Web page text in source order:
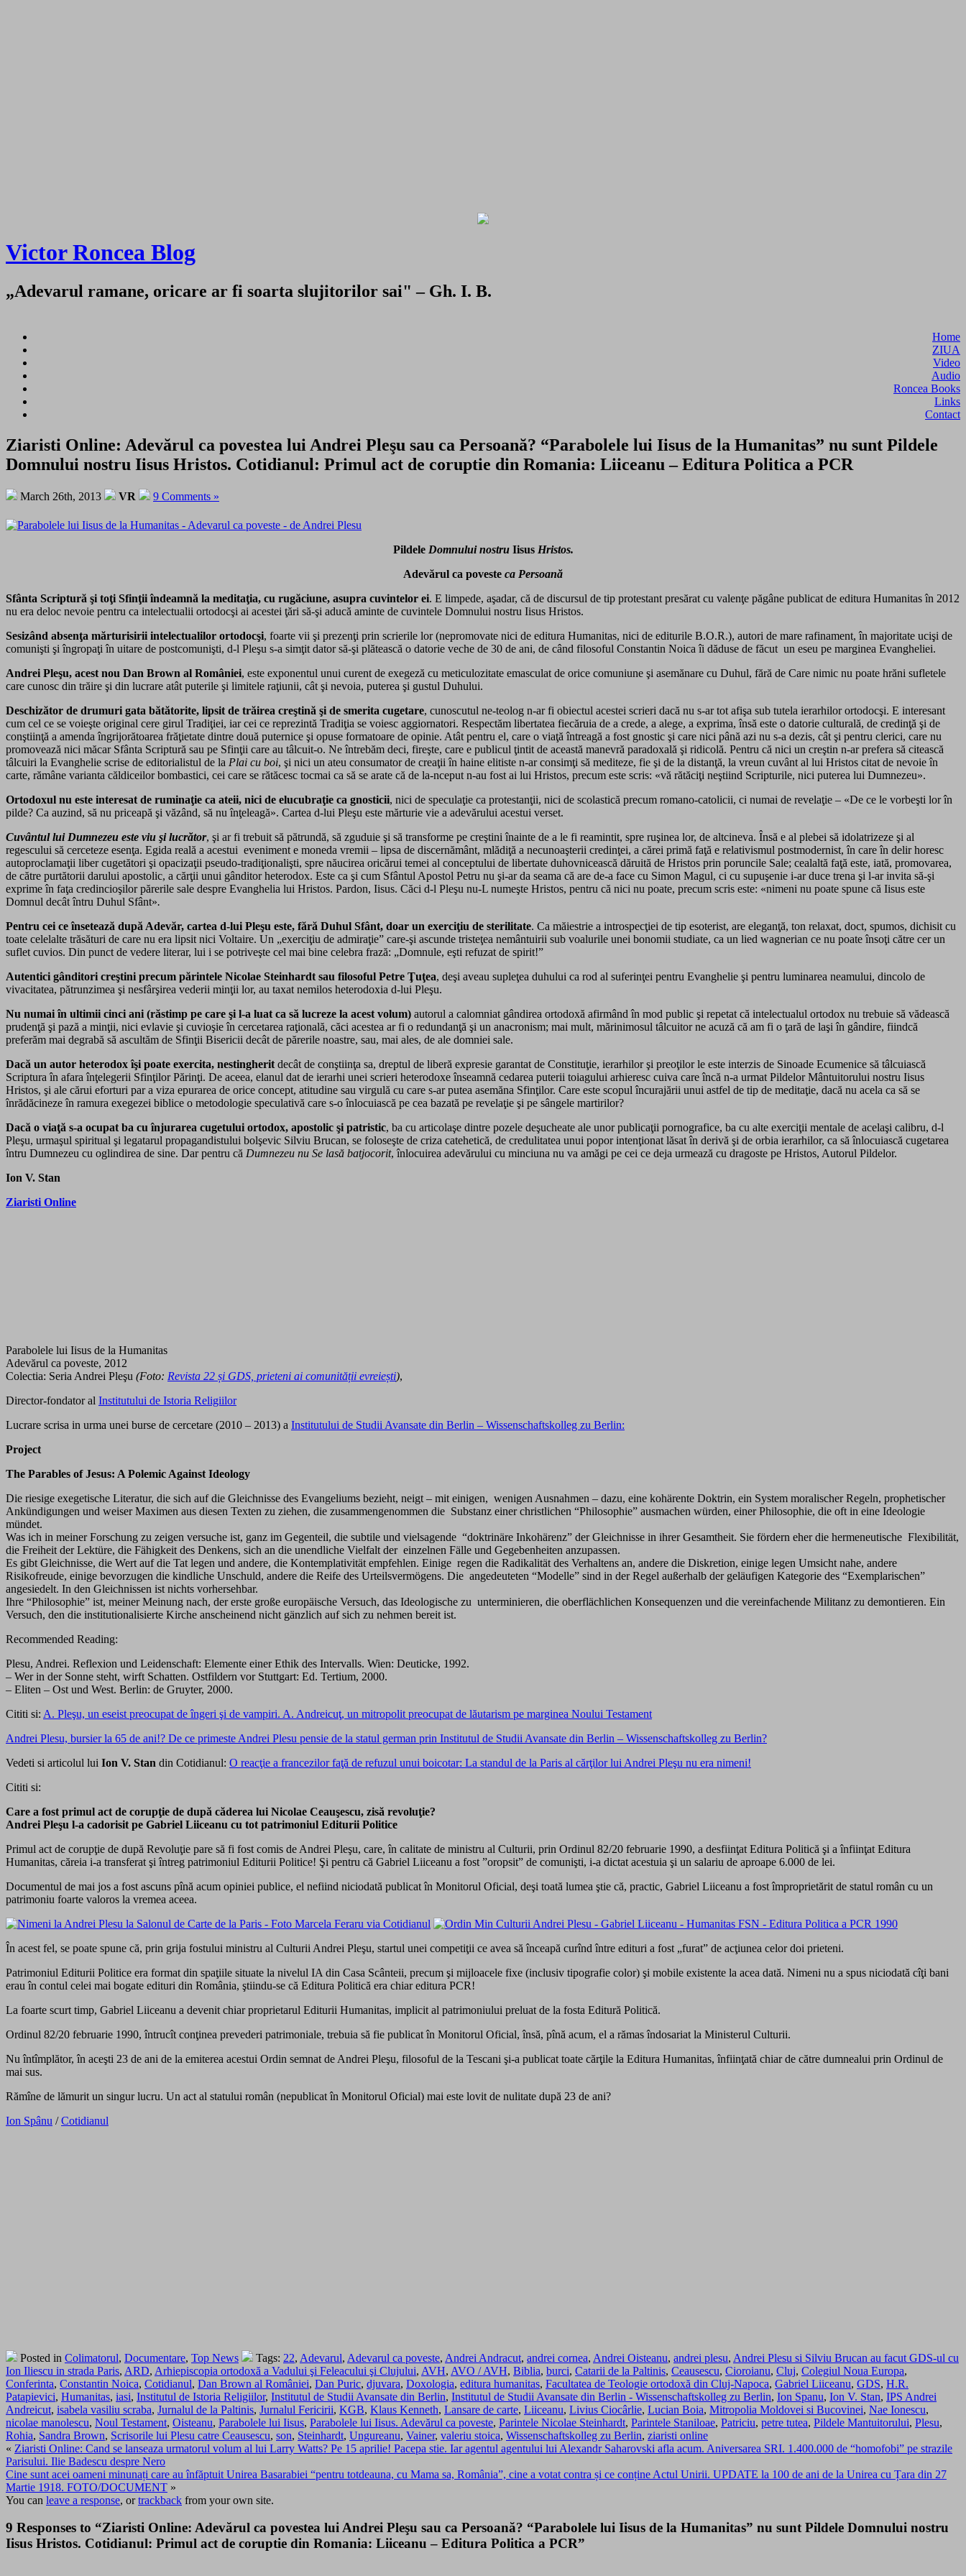
Victor Roncea Blog
„Adevarul ramane, oricare ar fi soarta slujitorilor sai" – Gh. I. B.
Home
ZIUA
Video
Audio
Roncea Books
Links
Contact
Ziaristi Online: Adevărul ca povestea lui Andrei Pleşu sau ca Persoană? “Parabolele lui Iisus de la Humanitas” nu sunt Pildele
Domnului nostru Iisus Hristos. Cotidianul: Primul act de coruptie din Romania: Liiceanu – Editura Politica a PCR
March 26th, 2013 VR 9 Comments »
Pildele Domnului nostruIisus Hristos.
Adevărul ca poveste ca Persoană
Sfânta Scriptură şi toţi Sfinţii îndeamnă la meditaţia, cu rugăciune, asupra cuvintelor ei. E limpede, aşadar, că de discursul de tip protestant presărat cu valenţe păgâne publicat de editura Humanitas în 2012
nu era deloc nevoie pentru ca intelectualii ortodocşi ai acestei ţări să-şi aducă aminte de cuvintele Domnului nostru Iisus Hristos.
Sesizând absenţa mărturisirii intelectualilor ortodocşi, foarte vii şi prezenţi prin scrierile lor (nepromovate nici de editura Humanitas, nici de editurile B.O.R.), autori de mare rafinament, în majoritate ucişi de
comunişti şi îngropaţi în uitare de postcomunişti, d-l Pleşu s-a simţit dator să-şi plătească o datorie veche de 30 de ani, de când filosoful Constantin Noica îi dăduse de făcut un eseu pe marginea Evangheliei.
Andrei Pleşu, acest nou Dan Brown al României, este exponentul unui curent de exegeză cu meticulozitate emasculat de orice comuniune şi asemănare cu Duhul, fără de Care nimic nu poate hrăni sufletele
care cunosc din trăire şi din lucrare atât puterile şi limitele raţiunii, cât şi nevoia, puterea şi gustul Duhului.
Deschizător de drumuri gata bătătorite, lipsit de trăirea creştină şi de smerita cugetare, cunoscutul ne-teolog n-ar fi obiectul acestei scrieri dacă nu s-ar tot afişa sub tutela ierarhilor ortodocşi. E interesant
cum cel ce se voieşte original cere girul Tradiţiei, iar cei ce reprezintă Tradiţia se voiesc aggiornatori. Respectăm libertatea fiecăruia de a crede, a alege, a exprima, însă este o datorie culturală, de credinţă şi de
conştiinţă a amenda îngrijorătoarea frăţietate dintre două puternice şi opuse formatoare de opinie. Atât pentru el, care o viaţă întreagă a fost gnostic şi care nici până azi nu s-a dezis, cât şi pentru clerici, care nu
promovează nici măcar Sfânta Scriptură sau pe Sfinţii care au tâlcuit-o. Ne întrebăm deci, fireşte, care e publicul ţintit de această manevră paradoxală şi ridicolă. Pentru că nici un creştin n-ar prefera să citească
tâlcuiri la Evanghelie scrise de editorialistul de la Plai cu boi, şi nici un ateu consumator de creaţii în haine elitiste n-ar consimţi să mediteze, fie şi de la distanţă, la vreun cuvânt al lui Hristos citat de nevoie în
carte, rămâne varianta căldiceilor bombastici, cei care se rătăcesc tocmai ca să se arate că de la-nceput n-au fost ai lui Hristos, precum este scris: «vă rătăciţi neştiind Scripturile, nici puterea lui Dumnezeu».
Ortodoxul nu este interesat de ruminaţie ca ateii, nici de elucubraţie ca gnosticii, nici de speculaţie ca protestanţii, nici de scolastică precum romano-catolicii, ci numai de revelaţie – «De ce le vorbeşti lor în
pilde? Ca auzind, să nu priceapă şi văzând, să nu înţeleagă». Cartea d-lui Pleşu este mărturie vie a adevărului acestui verset.
Cuvântul lui Dumnezeu este viu şi lucrător, şi ar fi trebuit să pătrundă, să zguduie şi să transforme pe creştini înainte de a le fi reamintit, spre ruşinea lor, de altcineva. Însă e al plebei să idolatrizeze şi al
regescului să cerceteze esenţa. Egida reală a acestui eveniment e moneda vremii – lipsa de discernământ, mlădiţă a necunoaşterii credinţei, a cărei primă faţă e relativismul postmodernist, în care în delir horesc
autoproclamaţii liber cugetători şi opacizaţii pseudo-tradiţionalişti, spre năucirea oricărui temei al conceptului de libertate duhovnicească dăruită de Hristos prin poruncile Sale; cealaltă faţă este, iată, promovarea,
de către purtătorii darului apostolic, a cărţii unui gânditor heterodox. Este ca şi cum Sfântul Apostol Petru nu şi-ar da seama că are de-a face cu Simon Magul, ci cu supuşenie i-ar duce trena şi l-ar invita să-şi
exprime în faţa credincioşilor părerile sale despre Evanghelia lui Hristos. Pardon, Iisus. Căci d-l Pleşu nu-L numeşte Hristos, pentru că nici nu poate, precum scris este: «nimeni nu poate spune că Iisus este
Domnul decât întru Duhul Sfânt».
Pentru cei ce însetează după Adevăr, cartea d-lui Pleşu este, fără Duhul Sfânt, doar un exerciţiu de sterilitate. Ca măiestrie a introspecţiei de tip esoterist, are eleganţă, ton relaxat, doct, spumos, dichisit cu
toate celelalte trăsături de care nu era lipsit nici Voltaire. Un „exerciţiu de admiraţie” care-şi ascunde tristeţea nemântuirii sub voalurile unei bonomii studiate, ca un lied wagnerian ce nu poate însoţi către cer un
suflet cuvios. Din punct de vedere literar, lui i se potriveşte cel mai bine celebra frază: „Domnule, eşti refuzat de spirit!”
Autentici gânditori creştini precum părintele Nicolae Steinhardt sau filosoful Petre Ţuţea, deşi aveau supleţea duhului ca rod al suferinţei pentru Evanghelie şi pentru luminarea neamului, dincolo de
vivacitatea, pătrunzimea şi nesfârşirea vederii minţii lor, au taxat nemilos heterodoxia d-lui Pleşu.
Nu numai în ultimii cinci ani (răstimp pe care şi l-a luat ca să lucreze la acest volum) autorul a calomniat gândirea ortodoxă afirmând în mod public şi repetat că intelectualul ortodox nu trebuie să vădească
prudenţă şi pază a minţii, nici evlavie şi cuvioşie în cercetarea raţională, căci acestea ar fi o redundanţă şi un anacronism; mai mult, mărinimosul tâlcuitor ne acuză că am fi o ţară de laşi în gândire, fiindcă
preferăm mai degrabă să ascultăm de Sfinţii Bisericii decât de părerile noastre, sau, mai ales, de ale domniei sale.
Dacă un autor heterodox îşi poate exercita, nestingherit decât de conştiinţa sa, dreptul de liberă expresie garantat de Constituţie, ierarhilor şi preoţilor le este interzis de Sinoade Ecumenice să tâlcuiască
Scriptura în afara înţelegerii Sfinţilor Părinţi. De aceea, elanul dat de ierarhi unei scrieri heterodoxe înseamnă cedarea puterii toiagului arhieresc cuiva care încă n-a urmat Pildelor Mântuitorului nostru Iisus
Hristos, şi ale cărui eforturi par a viza epurarea de orice concept, atitudine sau virgulă cu care s-ar putea asemăna Sfinţilor. Care este scopul încurajării unui astfel de tip de meditaţie, dacă nu acela ca să se
înrădăcineze în ramura exegezei biblice o metodologie speculativă care s-o înlocuiască pe cea bazată pe revelaţie şi pe sângele martirilor?
Dacă o viaţă s-a ocupat ba cu înjurarea cugetului ortodox, apostolic şi patristic, ba cu articolaşe dintre pozele deşucheate ale unor publicaţii pornografice, ba cu alte exerciţii mentale de acelaşi calibru, d-l
Pleşu, urmaşul spiritual şi legatarul propagandistului bolşevic Silviu Brucan, se foloseşte de criza catehetică, de credulitatea unui popor intenţionat lăsat în derivă şi de orbia ierarhilor, ca să înlocuiască cugetarea
întru Dumnezeu cu oglindirea de sine. Dar pentru că Dumnezeu nu Se lasă batjocorit, înlocuirea adevărului cu minciuna nu va amăgi pe cei ce deja urmează cu dragoste pe Hristos, Autorul Pildelor.
Ion V. Stan
Ziaristi Online
Parabolele lui Iisus de la Humanitas
Adevărul ca poveste, 2012
Colectia: Seria Andrei Pleşu (Foto: Revista 22 și GDS, prieteni ai comunității evreiești),
Director-fondator al Institutului de Istoria Religiilor
Lucrare scrisa in urma unei burse de cercetare (2010 – 2013) a Institutului de Studii Avansate din Berlin – Wissenschaftskolleg zu Berlin:
Project
The Parables of Jesus: A Polemic Against Ideology
Die riesige exegetische Literatur, die sich auf die Gleichnisse des Evangeliums bezieht, neigt – mit einigen, wenigen Ausnahmen – dazu, eine kohärente Doktrin, ein System moralischer Regeln, prophetischer
Ankündigungen und weiser Maximen aus diesen Texten zu ziehen, die zusammengenommen die Substanz einer christlichen “Philosophie” ausmachen würden, einer Philosophie, die oft in eine Ideologie
mündet.
Was ich in meiner Forschung zu zeigen versuche ist, ganz im Gegenteil, die subtile und vielsagende “doktrinäre Inkohärenz” der Gleichnisse in ihrer Gesamtheit. Sie fördern eher die hermeneutische Flexibilität,
die Freiheit der Lektüre, die Fähigkeit des Denkens, sich an die unendliche Vielfalt der einzelnen Fälle und Gegebenheiten anzupassen.
Es gibt Gleichnisse, die Wert auf die Tat legen und andere, die Kontemplativität empfehlen. Einige regen die Radikalität des Verhaltens an, andere die Diskretion, einige legen Umsicht nahe, andere
Risikofreude, einige bevorzugen die kindliche Unschuld, andere die Reife des Urteilsvermögens. Die angedeuteten “Modelle” sind in der Regel außerhalb der geläufigen Kategorie des “Exemplarischen”
angesiedelt. In den Gleichnissen ist nichts vorhersehbar.
Ihre “Philosophie” ist, meiner Meinung nach, der erste große europäische Versuch, das Ideologische zu unterminieren, die oberflächlichen Konsequenzen und die vereinfachende Militanz zu demontieren. Ein
Versuch, den die institutionalisierte Kirche anscheinend nicht gänzlich auf sich zu nehmen bereit ist.
Recommended Reading:
Plesu, Andrei. Reflexion und Leidenschaft: Elemente einer Ethik des Intervalls. Wien: Deuticke, 1992.
– Wer in der Sonne steht, wirft Schatten. Ostfildern vor Stuttgart: Ed. Tertium, 2000.
– Eliten – Ost und West. Berlin: de Gruyter, 2000.
Cititi si: A. Pleşu, un eseist preocupat de îngeri şi de vampiri. A. Andreicuţ, un mitropolit preocupat de lăutarism pe marginea Noului Testament
Andrei Plesu, bursier la 65 de ani!? De ce primeste Andrei Plesu pensie de la statul german prin Institutul de Studii Avansate din Berlin – Wissenschaftskolleg zu Berlin?
Vedeti si articolul lui Ion V. Stan din Cotidianul: O reacţie a francezilor faţă de refuzul unui boicotar: La standul de la Paris al cărţilor lui Andrei Pleşu nu era nimeni!
Cititi si:
Care a fost primul act de corupţie de după căderea lui Nicolae Ceauşescu, zisă revoluţie?
Andrei Pleşu l-a cadorisit pe Gabriel Liiceanu cu tot patrimoniul Editurii Politice
Primul act de corupţie de după Revoluţie pare să fi fost comis de Andrei Pleşu, care, în calitate de ministru al Culturii, prin Ordinul 82/20 februarie 1990, a desfiinţat Editura Politică şi a înfiinţat Editura
Humanitas, căreia i-a transferat şi întreg patrimoniul Editurii Politice! Şi pentru că Gabriel Liiceanu a fost ”oropsit” de comunişti, i-a dictat acestuia şi un salariu de aproape 6.000 de lei.
Documentul de mai jos a fost ascuns pînă acum opiniei publice, el nefiind niciodată publicat în Monitorul Oficial, deşi toată lumea ştie că, practic, Gabriel Liiceanu a fost împroprietărit de statul român cu un
patrimoniu foarte valoros la vremea aceea.
În acest fel, se poate spune că, prin grija fostului ministru al Culturii Andrei Pleşu, startul unei competiţii ce avea să înceapă curînd între edituri a fost „furat” de acţiunea celor doi prieteni.
Patrimoniul Editurii Politice era format din spaţiile situate la nivelul IA din Casa Scânteii, precum şi mijloacele fixe (inclusiv tipografie color) şi mobile existente la acea dată. Nimeni nu a spus niciodată cîţi bani
erau în contul celei mai bogate edituri din România, ştiindu-se că Editura Politică era chiar editura PCR!
La foarte scurt timp, Gabriel Liiceanu a devenit chiar proprietarul Editurii Humanitas, implicit al patrimoniului preluat de la fosta Editură Politică.
Ordinul 82/20 februarie 1990, întrucît conţinea prevederi patrimoniale, trebuia să fie publicat în Monitorul Oficial, însă, pînă acum, el a rămas îndosariat la Ministerul Culturii.
Nu întîmplător, în aceşti 23 de ani de la emiterea acestui Ordin semnat de Andrei Pleşu, filosoful de la Tescani şi-a publicat toate cărţile la Editura Humanitas, înfiinţată chiar de către dumnealui prin Ordinul de
mai sus.
Rămîne de lămurit un singur lucru. Un act al statului român (nepublicat în Monitorul Oficial) mai este lovit de nulitate după 23 de ani?
Ion Spânu /Cotidianul
Posted in Colimatorul, Documentare, Top News Tags: 22, Adevarul, Adevarul ca poveste, Andrei Andracut, andrei cornea, Andrei Oisteanu, andrei plesu, Andrei Plesu si Silviu Brucan au facut GDS-ul cu
Ion Iliescu in strada Paris, ARD, Arhiepiscopia ortodoxă a Vadului şi Feleacului şi Clujului, AVH, AVO / AVH, Biblia, burci, Catarii de la Paltinis, Ceausescu, Cioroianu, Cluj, Colegiul Noua Europa,
Conferinta, Constantin Noica, Cotidianul, Dan Brown al României, Dan Puric, djuvara, Doxologia, editura humanitas, Facultatea de Teologie ortodoxă din Cluj-Napoca, Gabriel Liiceanu, GDS, H.R.
Patapievici, Humanitas, iasi, Institutul de Istoria Religiilor, Institutul de Studii Avansate din Berlin, Institutul de Studii Avansate din Berlin - Wissenschaftskolleg zu Berlin, Ion Spanu, Ion V. Stan, IPS Andrei
Andreicut, isabela vasiliu scraba, Jurnalul de la Paltinis, Jurnalul Fericirii, KGB, Klaus Kenneth, Lansare de carte, Liiceanu, Livius Ciocârlie, Lucian Boia, Mitropolia Moldovei si Bucovinei, Nae Ionescu,
nicolae manolescu, Noul Testament, Oisteanu, Parabolele lui Iisus, Parabolele lui Iisus. Adevărul ca poveste, Parintele Nicolae Steinhardt, Parintele Staniloae, Patriciu, petre tutea, Pildele Mantuitorului, Plesu,
Rohia, Sandra Brown, Scrisorile lui Plesu catre Ceausescu, son, Steinhardt, Ungureanu, Vainer, valeriu stoica, Wissenschaftskolleg zu Berlin, ziaristi online
« Ziaristi Online: Cand se lanseaza urmatorul volum al lui Larry Watts? Pe 15 aprilie! Pacepa stie. Iar agentul agentului lui Alexandr Saharovski afla acum. Aniversarea SRI. 1.400.000 de “homofobi” pe strazile
Parisului. Ilie Badescu despre Nero
Cine sunt acei oameni minunați care au înfăptuit Unirea Basarabiei “pentru totdeauna, cu Mama sa, România”, cine a votat contra și ce conține Actul Unirii. UPDATE la 100 de ani de la Unirea cu Țara din 27
Martie 1918. FOTO/DOCUMENT »
You can leave a response, ortrackback from your own site.
9 Responses to “Ziaristi Online: Adevărul ca povestea lui Andrei Pleşu sau ca Persoană? “Parabolele lui Iisus de la Humanitas” nu sunt Pildele Domnului nostru
Iisus Hristos. Cotidianul: Primul act de coruptie din Romania: Liiceanu – Editura Politica a PCR”